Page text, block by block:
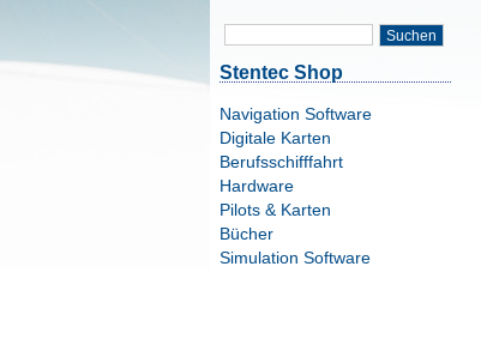
Suchen
Stentec Shop
Navigation Software
Digitale Karten
Berufsschifffahrt
Hardware
Pilots & Karten
Bücher
Simulation Software